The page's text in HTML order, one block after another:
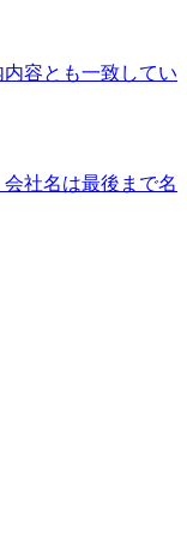
容とも一致してい
社名は最後まで名